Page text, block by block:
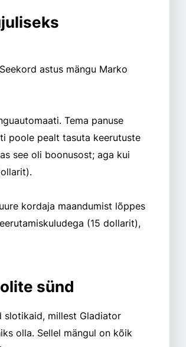
astus mängu Marko
Tema panuse
poole pealt tasuta keerutuste
see oli boonusost; aga kui
kordaja maandumist lõppes
(15 dollarit),
sünd
slotikaid, millest Gladiator
olla. Sellel mängul on kõik